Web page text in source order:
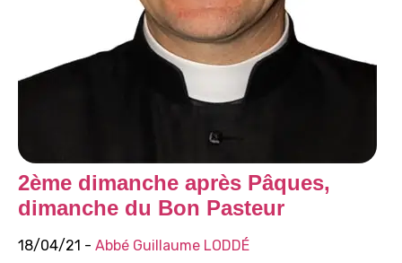
2ème dimanche après Pâques,
dimanche du Bon Pasteur
18/04/21 - Abbé Guillaume LODDÉ